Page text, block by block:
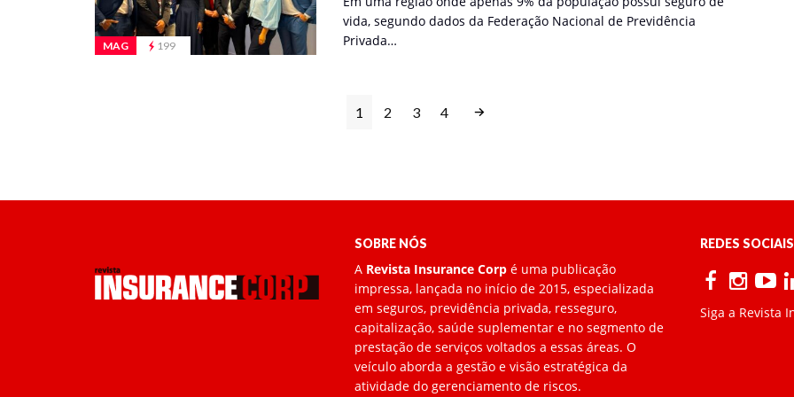
MAG 199
vida, segundo dados da Federação Nacional de Previdência
Privada…
1 2 3 4
SOBRE NÓS
A Revista Insurance Corpé uma publicação
impressa, lançada no início de 2015, especializada
em seguros, previdência privada, resseguro,
capitalização, saúde suplementar e no segmento de
prestação de serviços voltados a essas áreas. O
veículo aborda a gestão e visão estratégica da
atividade do gerenciamento de riscos.
REDES SOCIAIS
Siga a Revista